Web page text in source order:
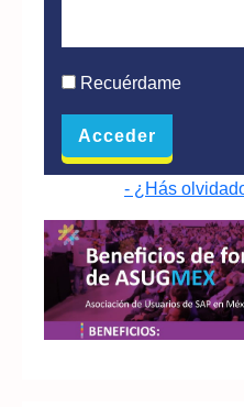
Recuérdame
- ¿Hás